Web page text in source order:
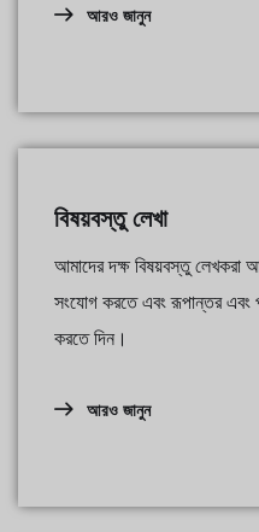
আরও জানুন
বিষয়বস্তু লেখা
আমাদের দক্ষ বিষয়বস্তু লেখকরা
সংযোগ করতে এবং রূপান্তর এবং
করতে দিন।
আরও জানুন